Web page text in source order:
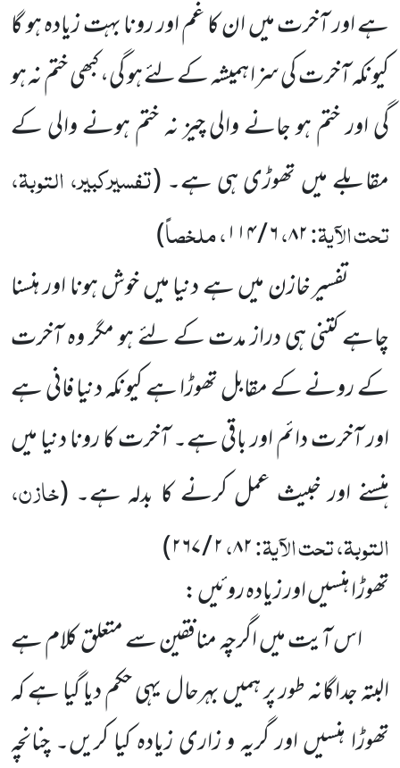
ہے اور آخرت میں ان کا غم اور رونا بہت زیادہ ہو گا
کیونکہآخرت کی سزا ہمیشہ کے لئے ہو گی، کبھی ختم نہ ہو
گی اور ختم ہو جانے والی چیز نہ ختم ہونے والی کے
مقابلے میں تھوڑی ہی ہے۔(تفسیرکبیر، التوبۃ،
تحت الآیۃ:۸۲،۶/۱۱۴، ملخصاً)
تفسیر خازن میں ہے دنیا میں خوش ہونا اور ہنسنا
چاہے کتنی ہی دراز مدت کے لئے ہو مگر وہ آخرت
کے رونے کےمقابل تھوڑا ہے کیونکہ دنیا فانی ہے
اور آخرت دائم اور باقی ہے۔ آخرت کا رونا دنیا میں
ہنسنے اور خبیث عمل کرنے کا بدلہ ہے۔ (خازن،
التوبۃ، تحت الآیۃ:۸۲،۲/۲۶۷)
تھوڑا ہنسیں اور زیادہ روئیں :
اس آیت میں اگرچہ منافقین سے متعلق کلام ہے
البتہ جداگانہ طور پر ہمیں بہرحال یہی حکم دیا گیا ہے کہ
تھوڑا ہنسیںاور گریہ و زاری زیادہ کیا کریں۔ چنانچہ